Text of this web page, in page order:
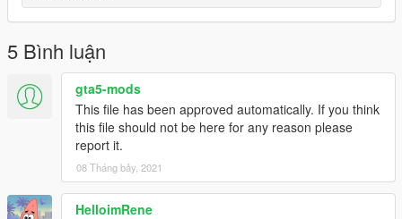
5 Bình luận
gta5-mods
This file has been approved automatically. If you think
this file should not be here for any reason please
report it.
08 Tháng bảy, 2021
HelloimRene